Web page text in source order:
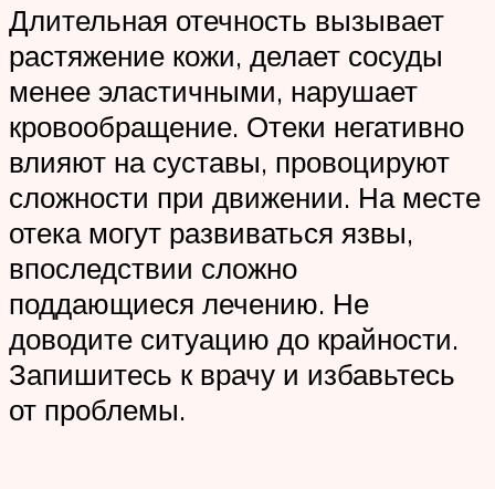
Длительная отечность вызывает
растяжение кожи, делает сосуды
менее эластичными, нарушает
кровообращение. Отеки негативно
влияют на суставы, провоцируют
сложности при движении. На месте
отека могут развиваться язвы,
впоследствии сложно
поддающиеся лечению. Не
доводите ситуацию до крайности.
Запишитесь к врачу и избавьтесь
от проблемы.